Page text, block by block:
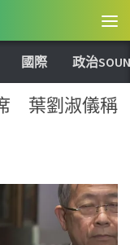
國際 政治
葉劉淑儀稱